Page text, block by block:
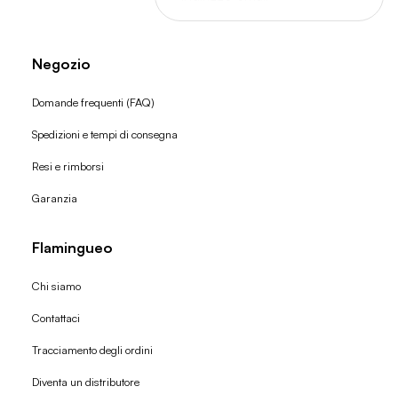
Negozio
Domande frequenti (FAQ)
Spedizioni e tempi di consegna
Resi e rimborsi
Garanzia
Flamingueo
Chi siamo
Contattaci
Tracciamento degli ordini
Diventa un distributore